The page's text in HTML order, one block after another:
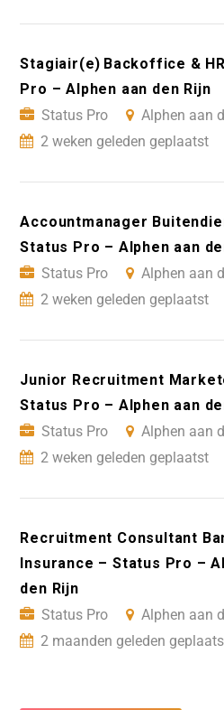
Stagiair(e) Backoffice &
Pro – Alphen aan den Rijn
Status Pro
Alphen aan
2 weken geleden geplaatst
Accountmanager
Status Pro – Alphen aan
Status Pro
Alphen aan
2 weken geleden geplaatst
Junior Recruitment
Status Pro – Alphen aan
Status Pro
Alphen aan
2 weken geleden geplaatst
Recruitment Consultant
Insurance – Status Pro –
den Rijn
Status Pro
Alphen aan
2 maanden geleden